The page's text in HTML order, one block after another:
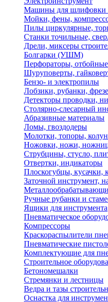
Машины для шлифовки
Мойки, фены,
Пилы циркулярные,
Станки точильные,
Дрели, миксеры
Болгарки (УШМ)
Перфораторы,
Шуруповерты,
Бензо- и электропилы
Лобзики, рубанки,
Детекторы проводки,
Столярно-слесарный
Абразивные материалы
Ломы, гвоздодеры
Молотки, топоры,
Ножовки, ножи,
Струбцины, стусло,
Отвертки, индикаторы
Плоскогубцы, кусачки,
Заточной инструмент,
Ручные рубанки и
Ящики для инструмента
Пневматическое
Компрессоры
Краскораспылители
Пневматические
Комплектующие для
Строительное
Бетономешалки
Стремянки и лестницы
Ведра и тазы
Оснастка для